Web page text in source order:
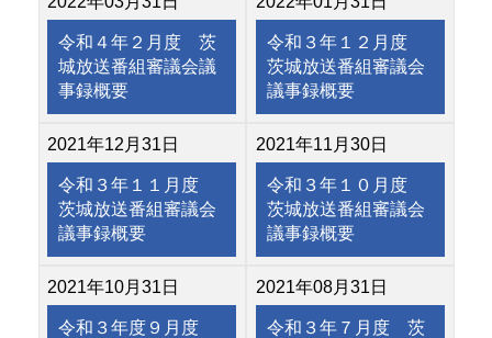
令和４年２月度 茨
城放送番組審議会議
事録概要
令和３年１２月度
茨城放送番組審議会
議事録概要
2021年12月31日
令和３年１１月度
茨城放送番組審議会
議事録概要
2021年11月30日
令和３年１０月度
茨城放送番組審議会
議事録概要
2021年10月31日
令和３年度９月度
2021年08月31日
令和３年７月度 茨